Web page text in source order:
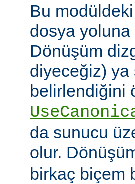
Bu
dosya yoluna
Dönüşüm
diyeceğiz) ya
belirlendiğini
da sunucu
olur.
birkaç biçem